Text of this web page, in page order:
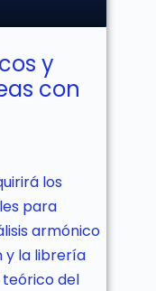
y
con
los
para
armónico
y la librería
teórico del